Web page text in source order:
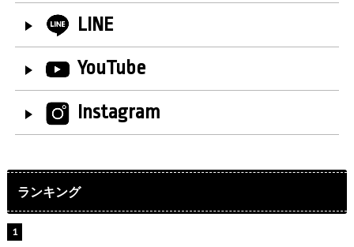
LINE
YouTube
Instagram
ランキング